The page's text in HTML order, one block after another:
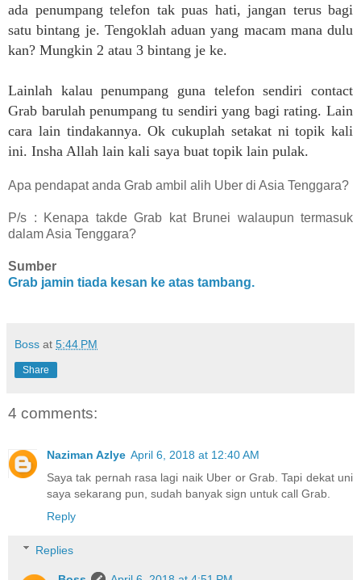
ada penumpang telefon tak puas hati, jangan terus bagi
satu bintang je. Tengoklah aduan yang macam mana dulu
kan? Mungkin 2 atau 3 bintang je ke.
Lainlah kalau penumpang guna telefon sendiri contact
Grab barulah penumpang tu sendiri yang bagi rating. Lain
cara lain tindakannya. Ok cukuplah setakat ni topik kali
ini. Insha Allah lain kali saya buat topik lain pulak.
Apa pendapat anda Grab ambil alih Uber di Asia Tenggara?
P/s : Kenapa takde Grab kat Brunei walaupun termasuk
dalam Asia Tenggara?
Sumber
Grab jamin tiada kesan ke atas tambang.
Boss at 5:44 PM
Share
4 comments:
Naziman Azlye April 6, 2018 at 12:40 AM
Saya tak pernah rasa lagi naik Uber or Grab. Tapi dekat uni
saya sekarang pun, sudah banyak sign untuk call Grab.
Reply
Replies